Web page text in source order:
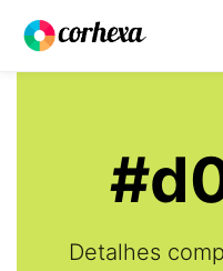
Detalhes